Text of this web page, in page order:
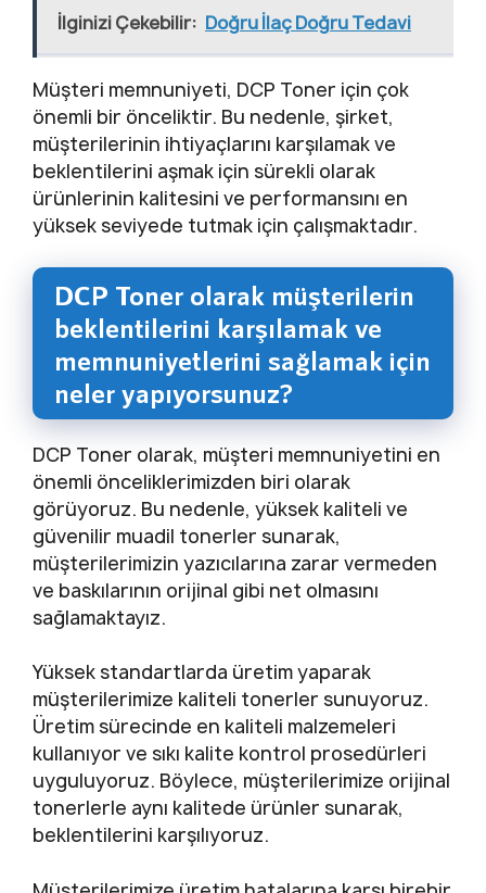
İlginizi Çekebilir: Doğru İlaç Doğru Tedavi
Müşteri memnuniyeti, DCP Toner için çok
önemli bir önceliktir. Bu nedenle, şirket,
müşterilerinin ihtiyaçlarını karşılamak ve
beklentilerini aşmak için sürekli olarak
ürünlerinin kalitesini ve performansını en
yüksek seviyede tutmak için çalışmaktadır.
DCP Toner olarak müşterilerin
beklentilerini karşılamak ve
memnuniyetlerini sağlamak için
neler yapıyorsunuz?
DCP Toner olarak, müşteri memnuniyetini en
önemli önceliklerimizden biri olarak
görüyoruz. Bu nedenle, yüksek kaliteli ve
güvenilir muadil tonerler sunarak,
müşterilerimizin yazıcılarına zarar vermeden
ve baskılarının orijinal gibi net olmasını
sağlamaktayız.
Yüksek standartlarda üretim yaparak
müşterilerimize kaliteli tonerler sunuyoruz.
Üretim sürecinde en kaliteli malzemeleri
kullanıyor ve sıkı kalite kontrol prosedürleri
uyguluyoruz. Böylece, müşterilerimize orijinal
tonerlerle aynı kalitede ürünler sunarak,
beklentilerini karşılıyoruz.